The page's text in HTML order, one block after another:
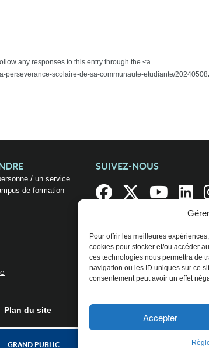
Pour offrir les meilleures
cookies pour stocker et/ou accéder
ces technologies nous permettra de
navigation ou les ID uniques sur ce
consentement peut avoir un effet
Accepter
any responses to this entry through the <a
scolaire-de-sa-communaute-etudiante/
/ un service
de formation
SUIVEZ-NOUS
Plan du site
GRAND PUBLIC ENTREPRISES ET